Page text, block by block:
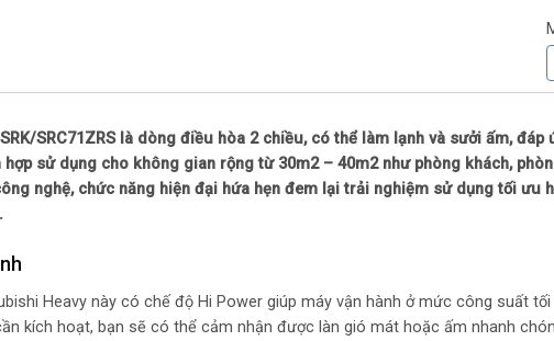
SRC71ZRS là dòng điều hòa 2 chiều, có thể làm lạnh và sưởi ấm,
sử dụng cho không gian rộng từ 30m2 – 40m2 như phòng khách,
nghệ, chức năng hiện đại hứa hẹn đem lại trải nghiệm sử dụng tối
Heavy này có chế độ Hi Power giúp máy vận hành ở mức công suất
kích hoạt, bạn sẽ có thể cảm nhận được làn gió mát hoặc ấm nhanh